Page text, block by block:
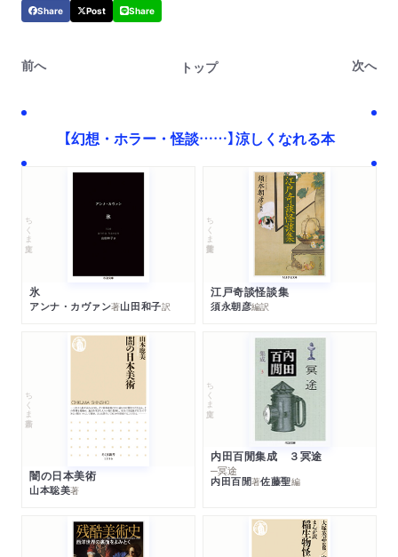
Share Post Share
前へ トップ 次へ
【幻想・ホラー・怪談……】涼しくなれる本
ちくま文庫
氷
アンナ・カヴァン著山田和子訳
ちくま学芸文庫
江戸奇談怪談集
須永朝彦編訳
ちくま新書
闇の日本美術
山本聡美著
ちくま文庫
内田百閒集成 ３冥途
─冥途
内田百閒著佐藤聖編